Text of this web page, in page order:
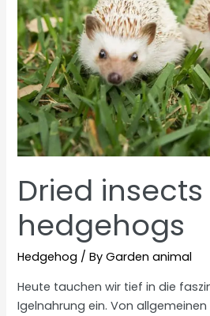
Dried
hedgehogs
Hedgehog / ByGarden animal
Heute tauchen wir tief in die
Igelnahrung ein. Von allgemeinen